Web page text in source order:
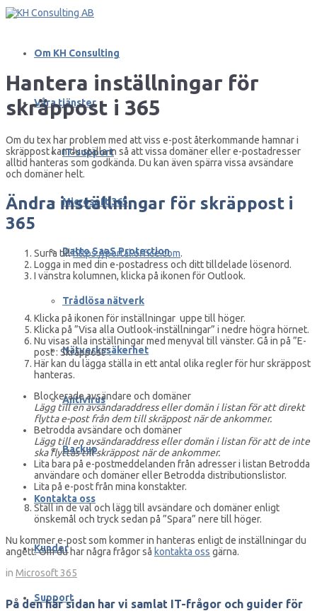
Om KH Consulting
Våra tjänster
IT-support
Microsoft 365
Datto SaaS Protection
Trådlösa nätverk
Nätverkssäkerhet
Antivirus
Backup
Kontakta oss
Kunder
Support
Hantera inställningar för
skräppost i 365
Om du tex har problem med att viss e-post återkommande hamnar i
skräppost kan du ställa in så att vissa domäner eller e-postadresser
alltid hanteras som godkända. Du kan även spärra vissa avsändare
och domäner helt.
Ändra inställningar för skräppost i
365
Surfa tillhttps://portal.office.com.
Logga in med din e-postadress och ditt tilldelade lösenord.
I vänstra kolumnen, klicka på ikonen för Outlook.
Klicka på ikonen för inställningar uppe till höger.
Klicka på ”Visa alla Outlook-inställningar” i nedre högra hörnet.
Nu visas alla inställningar med menyval till vänster. Gå in på ”E-
post : Skräppost”.
Här kan du lägga ställa in ett antal olika regler för hur skräppost
hanteras.
Blockerade avsändare och domäner
Lägg till en avsändaraddress eller domän i listan för att direkt
flytta e-post från dem till skräppost när de ankommer.
Betrodda avsändare och domäner
Lägg till en avsändaraddress eller domän i listan för att de inte
ska flyttas till skräppost när de ankommer.
Lita bara på e-postmeddelanden från adresser i listan Betrodda
användare och domäner eller Betrodda distributionslistor.
Lita på e-post från mina konstakter.
Ställ in de val och lägg till avsändare och domäner enligt
önskemål och tryck sedan på ”Spara” nere till höger.
Nu kommer e-post som kommer in hanteras enligt de inställningar du
angett. Om du har några frågor så kontakta oss gärna.
in Microsoft 365
På den här sidan har vi samlat IT-frågor och guider för